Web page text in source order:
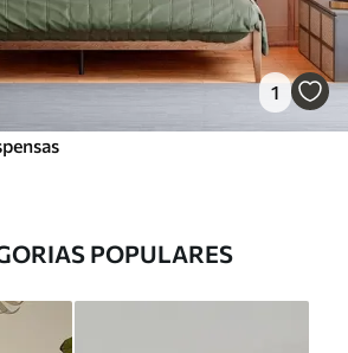
1
POPULARES